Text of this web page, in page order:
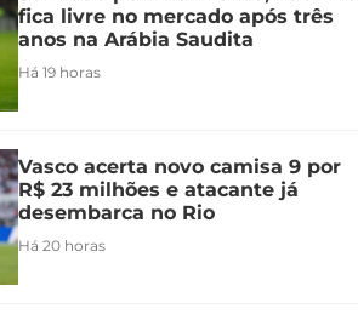
fica livre no mercado após três
anos na Arábia Saudita
Há 19 horas
Vasco acerta novo camisa 9 por
R$ 23 milhões e atacante já
desembarca no Rio
Há 20 horas